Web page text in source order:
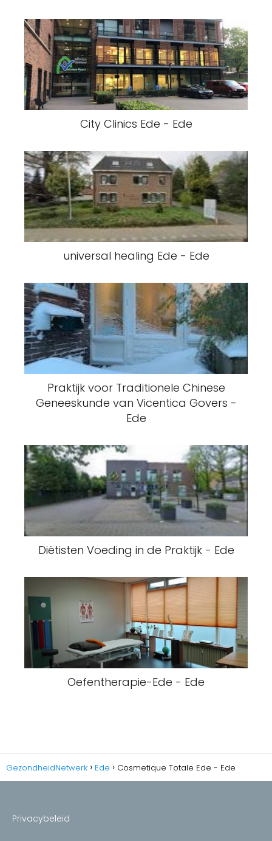
City Clinics Ede - Ede
universal healing Ede - Ede
Praktijk voor Traditionele Chinese
Geneeskunde van Vicentica Govers -
Ede
Diëtisten Voeding in de Praktijk - Ede
Oefentherapie-Ede - Ede
GezondheidNetwerk Ede Cosmetique Totale Ede - Ede
Privacybeleid